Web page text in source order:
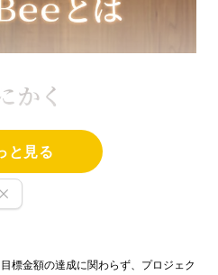
と見る
標金額の達成に関わらず、プロジェク